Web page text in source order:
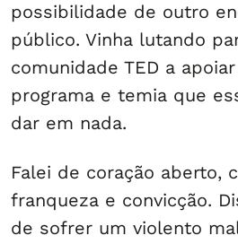
possibilidade de outro
público. Vinha lutando
comunidade TED a
programa e temia que
dar em nada.
Falei de coração aberto,
franqueza e convicção.
de sofrer um violento